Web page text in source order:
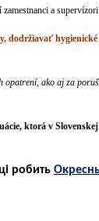
a supervízori.
dodržiavať
ako aj za
ktorá v
робить